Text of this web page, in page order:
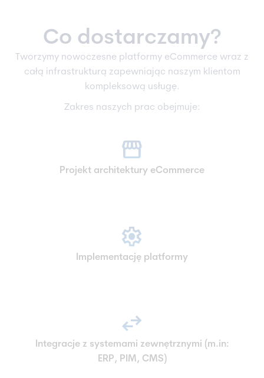
Co dostarczamy?
Tworzymy nowoczesne platformy eCommerce wraz z
całą infrastrukturą zapewniając naszym klientom
kompleksową usługę.
Zakres naszych prac obejmuje:
storefront
Projekt architektury eCommerce
settings
Implementację platformy
swap_horiz
Integracje z systemami zewnętrznymi (m.in:
ERP, PIM, CMS)